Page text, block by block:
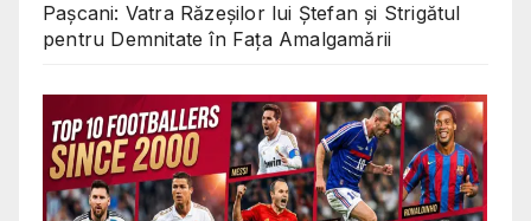
Pașcani: Vatra Răzeșilor lui Ștefan și Strigătul
pentru Demnitate în Fața Amalgamării